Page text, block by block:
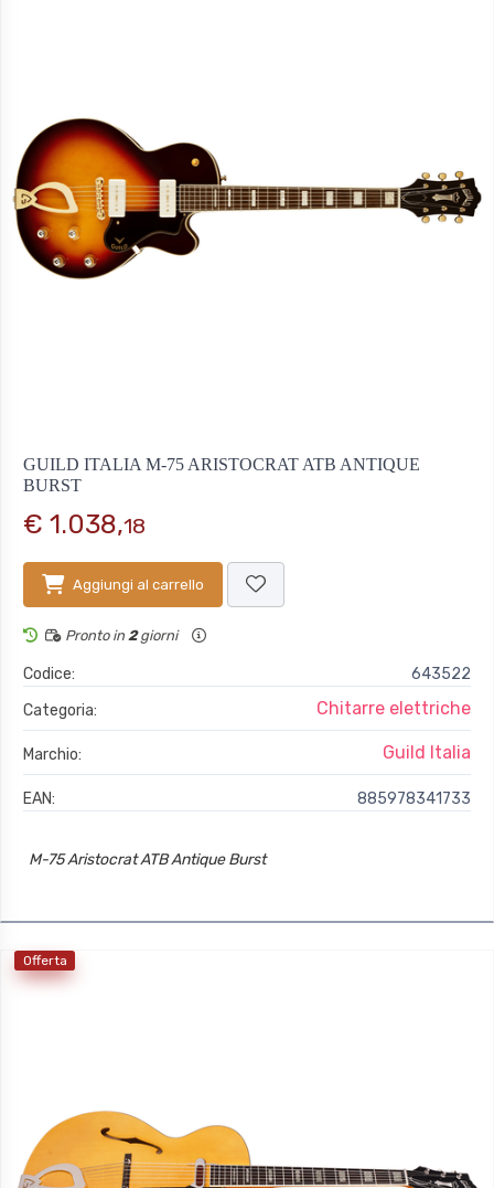
GUILD ITALIA M-75 ARISTOCRAT ATB ANTIQUE
BURST
€ 1.038,18
Aggiungi al carrello
Pronto in 2giorni
Codice:
643522
Categoria:
Chitarre elettriche
Marchio: Guild Italia
EAN: 885978341733
M-75 Aristocrat ATB Antique Burst
Offerta